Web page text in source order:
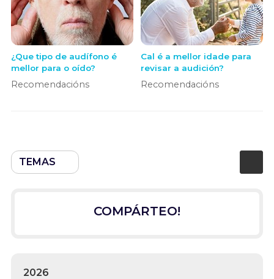
TEMAS
¿Que tipo de audífono é
mellor para o oído?
Recomendacións
Cal é a mellor idade para
revisar a audición?
Recomendacións
COMPÁRTEO!
2026